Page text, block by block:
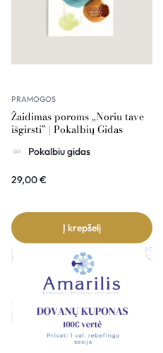
PRAMOGOS
Žaidimas poroms „Noriu tave
išgirsti” | Pokalbių Gidas
Pokalbiu gidas
29,00€
Į krepšelį